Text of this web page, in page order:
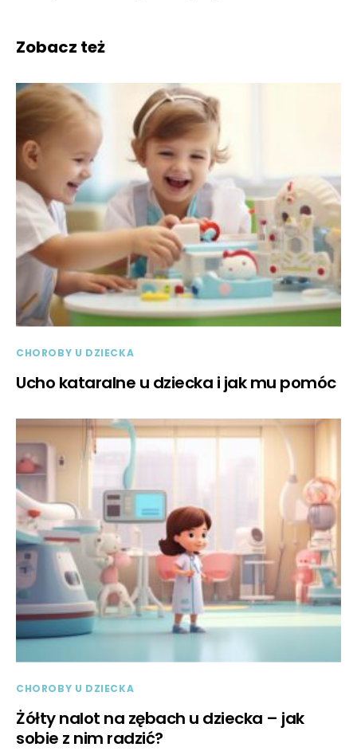
Zobacz też
CHOROBY U DZIECKA
Ucho kataralne u dziecka i jak mu pomóc
CHOROBY U DZIECKA
Żółty nalot na zębach u dziecka – jak
sobie z nim radzić?